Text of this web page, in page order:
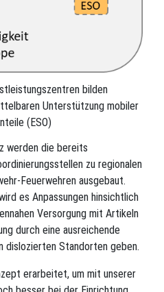
bilden
Unterstützung mobiler
(ESO)
werden die bereits
zu regionalen
Feuerwehren ausgebaut.
es Anpassungen hinsichtlich
Versorgung mit Artikeln
durch eine ausreichende
dislozierten Standorten geben.
erarbeitet, um mit unserer